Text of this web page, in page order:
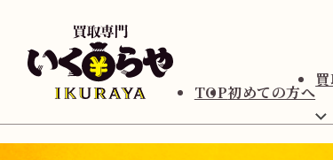
TOP初めての方へ